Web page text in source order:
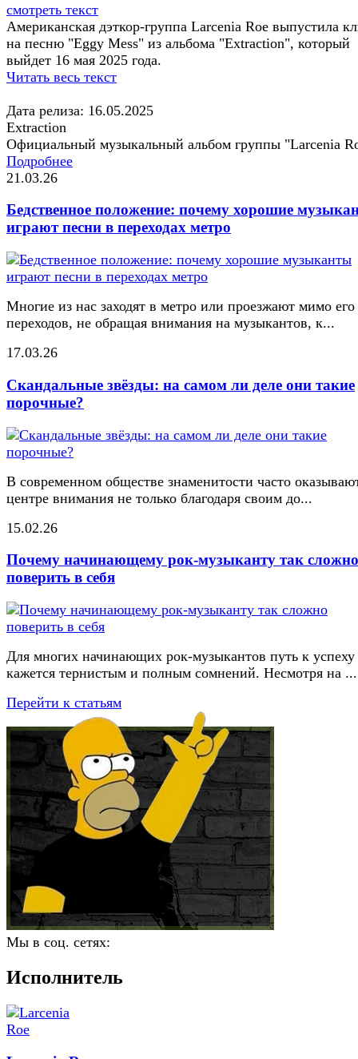
смотреть текст
Американская дэткор-группа Larcenia Roe выпустила
на песню "Eggy Mess" из альбома "Extraction", который
выйдет 16 мая 2025 года.
Читать весь текст
Дата релиза: 16.05.2025
Extraction
Официальный музыкальный альбом группы "Larcenia
Подробнее
21.03.26
Бедственное положение: почему хорошие
играют песни в переходах метро
Многие из нас заходят в метро или проезжают мимо его
переходов, не обращая внимания на музыкантов, к...
17.03.26
Скандальные звёзды: на самом ли деле они такие
порочные?
В современном обществе знаменитости часто
центре внимания не только благодаря своим до...
15.02.26
Почему начинающему рок-музыканту так сложно
поверить в себя
Для многих начинающих рок-музыкантов путь к успеху
кажется тернистым и полным сомнений. Несмотря на ...
Перейти к статьям
Мы в соц. сетях:
Исполнитель